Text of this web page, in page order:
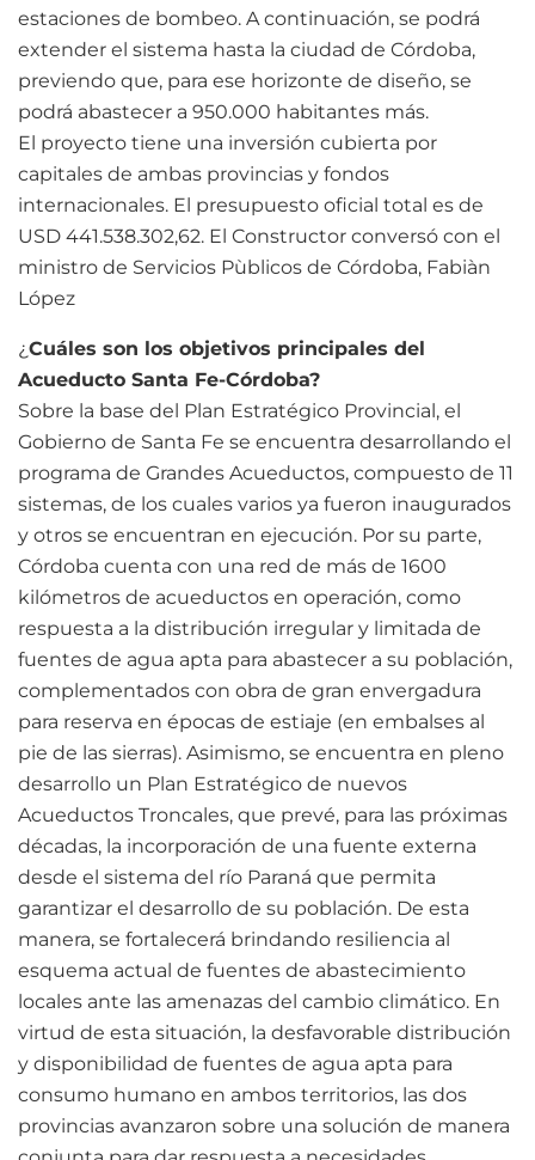
estaciones de bombeo. A continuación, se podrá
extender el sistema hasta la ciudad de Córdoba,
previendo que, para ese horizonte de diseño, se
podrá abastecer a 950.000 habitantes más.
El proyecto tiene una inversión cubierta por
capitales de ambas provincias y fondos
internacionales. El presupuesto oficial total es de
USD 441.538.302,62. El Constructor conversó con el
ministro de Servicios Pùblicos de Córdoba, Fabiàn
López
¿Cuáles son los objetivos principales del
Acueducto Santa Fe-Córdoba?
Sobre la base del Plan Estratégico Provincial, el
Gobierno de Santa Fe se encuentra desarrollando el
programa de Grandes Acueductos, compuesto de 11
sistemas, de los cuales varios ya fueron inaugurados
y otros se encuentran en ejecución. Por su parte,
Córdoba cuenta con una red de más de 1600
kilómetros de acueductos en operación, como
respuesta a la distribución irregular y limitada de
fuentes de agua apta para abastecer a su población,
complementados con obra de gran envergadura
para reserva en épocas de estiaje (en embalses al
pie de las sierras). Asimismo, se encuentra en pleno
desarrollo un Plan Estratégico de nuevos
Acueductos Troncales, que prevé, para las próximas
décadas, la incorporación de una fuente externa
desde el sistema del río Paraná que permita
garantizar el desarrollo de su población. De esta
manera, se fortalecerá brindando resiliencia al
esquema actual de fuentes de abastecimiento
locales ante las amenazas del cambio climático. En
virtud de esta situación, la desfavorable distribución
y disponibilidad de fuentes de agua apta para
consumo humano en ambos territorios, las dos
provincias avanzaron sobre una solución de manera